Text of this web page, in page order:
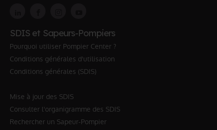
SDIS et Sapeurs-Pompiers
Pourquoi utiliser Pompier Center ?
Conditions générales d'utilisation
Conditions générales (SDIS)
Mise à jour des SDIS
Consulter l'organigramme des SDIS
Rechercher un Sapeur-Pompier